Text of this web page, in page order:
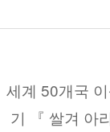
세계 50개국
기 『 쌀겨 아